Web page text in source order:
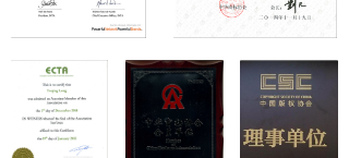
专业人员
人才招聘
关于我们